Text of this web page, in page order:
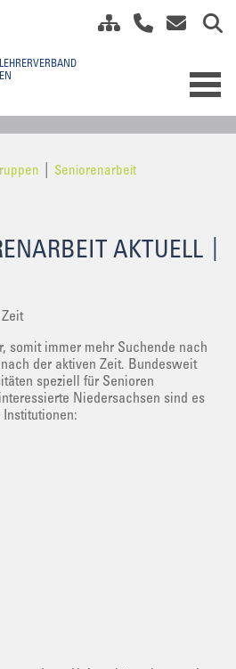
Seniorenarbeit
AKTUELL
somit immer mehr Suchende nach
der aktiven Zeit. Bundesweit
speziell für Senioren
Niedersachsen sind es